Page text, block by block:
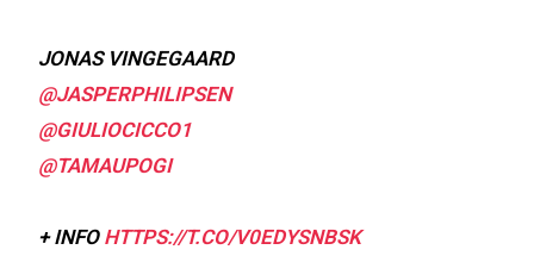
JONAS VINGEGAARD
@JASPERPHILIPSEN
@GIULIOCICCO1
@TAMAUPOGI
+ INFO HTTPS://T.CO/V0EDYSNBSK